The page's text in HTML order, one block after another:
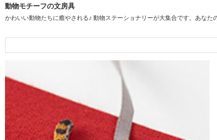
動物モチーフの文房具
かわいい動物たちに癒やされる♪ 動物ステーショナリーが大集合です。あなた